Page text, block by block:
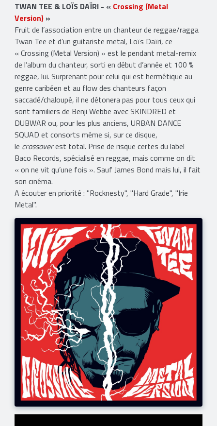
TWAN TEE & LOÏS DAÏRI - « Crossing (Metal
Version) »
Fruit de l’association entre un chanteur de reggae/ragga
Twan Tee et d’un guitariste metal, Loïs Daïri, ce
« Crossing (Metal Version) » est le pendant metal-remix
de l’album du chanteur, sorti en début d’année et 100 %
reggae, lui. Surprenant pour celui qui est hermétique au
genre caribéen et au flow des chanteurs façon
saccadé/chaloupé, il ne détonera pas pour tous ceux qui
sont familiers de Benji Webbe avec SKINDRED et
DUBWAR ou, pour les plus anciens, URBAN DANCE
SQUAD et consorts même si, sur ce disque,
le crossoverest total. Prise de risque certes du label
Baco Records, spécialisé en reggae, mais comme on dit
« on ne vit qu’une fois ». Sauf James Bond mais lui, il fait
son cinéma.
​A écouter en priorité : "Rocknesty", "Hard Grade", "Irie
Metal".